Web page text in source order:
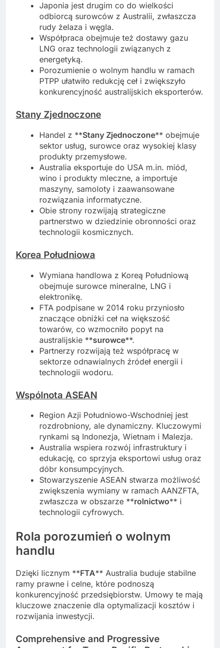
Japonia jest drugim co do wielkości
odbiorcą surowców z Australii, zwłaszcza
rudy żelaza i węgla.
Współpraca obejmuje też dostawy gazu
LNG oraz technologii związanych z
energetyką.
Porozumienie o wolnym handlu w ramach
PTPP ułatwiło redukcję ceł i zwiększyło
konkurencyjność australijskich eksporterów.
Stany Zjednoczone
Handel z **Stany Zjednoczone** obejmuje
sektor usług, surowce oraz wysokiej klasy
produkty przemysłowe.
Australia eksportuje do USA m.in. miód,
wino i produkty mleczne, a importuje
maszyny, samoloty i zaawansowane
rozwiązania informatyczne.
Obie strony rozwijają strategiczne
partnerstwo w dziedzinie obronności oraz
technologii kosmicznych.
Korea Południowa
Wymiana handlowa z Koreą Południową
obejmuje surowce mineralne, LNG i
elektronikę.
FTA podpisane w 2014 roku przyniosło
znaczące obniżki ceł na większość
towarów, co wzmocniło popyt na
australijskie **surowce**.
Partnerzy rozwijają też współpracę w
sektorze odnawialnych źródeł energii i
technologii wodoru.
Wspólnota ASEAN
Region Azji Południowo-Wschodniej jest
rozdrobniony, ale dynamiczny. Kluczowymi
rynkami są Indonezja, Wietnam i Malezja.
Australia wspiera rozwój infrastruktury i
edukację, co sprzyja eksportowi usług oraz
dóbr konsumpcyjnych.
Stowarzyszenie ASEAN stwarza możliwość
zwiększenia wymiany w ramach AANZFTA,
zwłaszcza w obszarze **rolnictwo** i
technologii cyfrowych.
Rola porozumień o wolnym
handlu
Dzięki licznym **FTA** Australia buduje stabilne
ramy prawne i celne, które podnoszą
konkurencyjność przedsiębiorstw. Umowy te mają
kluczowe znaczenie dla optymalizacji kosztów i
rozwijania inwestycji.
Comprehensive and Progressive